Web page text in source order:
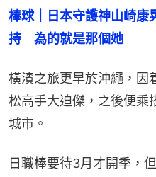
棒球｜日本守護神山崎康
持　為的就是那個她
橫濱之旅更早於沖繩，因
松高手大迫傑，之後便乘
城市。
日職棒要待3月才開季，